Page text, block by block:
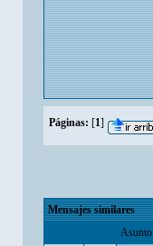
Páginas: [1]
Mensajes similares
Asunto